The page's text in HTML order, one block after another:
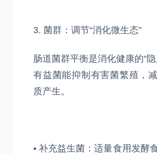
3. 菌群：调节“消化微生态”
肠道菌群平衡是消化健康的“隐
有益菌能抑制有害菌繁殖，
质产生。
• 补充益生菌：适量食用发酵